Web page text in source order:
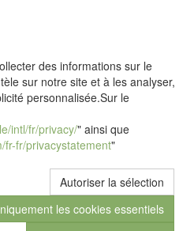
des informations sur le
sur notre site et à les analyser,
personnalisée.Sur le
intl/fr/privacy/" ainsi que
fr-fr/privacystatement"